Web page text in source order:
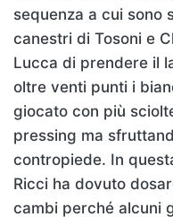
sequenza a cui sono
canestri di Tosoni e
Lucca di prendere il
oltre venti punti i
giocato con più
pressing ma
contropiede. In
Ricci ha dovuto
cambi perché alcuni